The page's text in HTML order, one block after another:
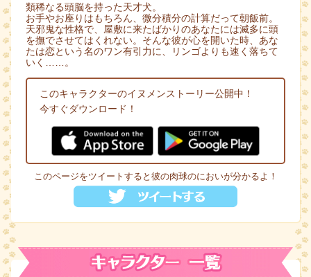
類稀なる頭脳を持った天才犬。
お手やお座りはもちろん、微分積分の計算だって朝飯前。
天邪鬼な性格で、屋敷に来たばかりのあなたには滅多に頭
を撫でさせてはくれない。そんな彼が心を開いた時、あな
たは恋という名のワン有引力に、リンゴよりも速く落ちて
いく……。
このキャラクターのイヌメンストーリー公開中！
今すぐダウンロード！
このページをツイートすると彼の肉球のにおいが分かるよ！